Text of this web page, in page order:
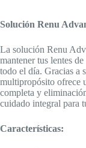
Solución Renu
La solución Renu
mantener tus lentes
todo el día. Gracias a
multipropósito ofrece
completa y
cuidado integral para
Características: